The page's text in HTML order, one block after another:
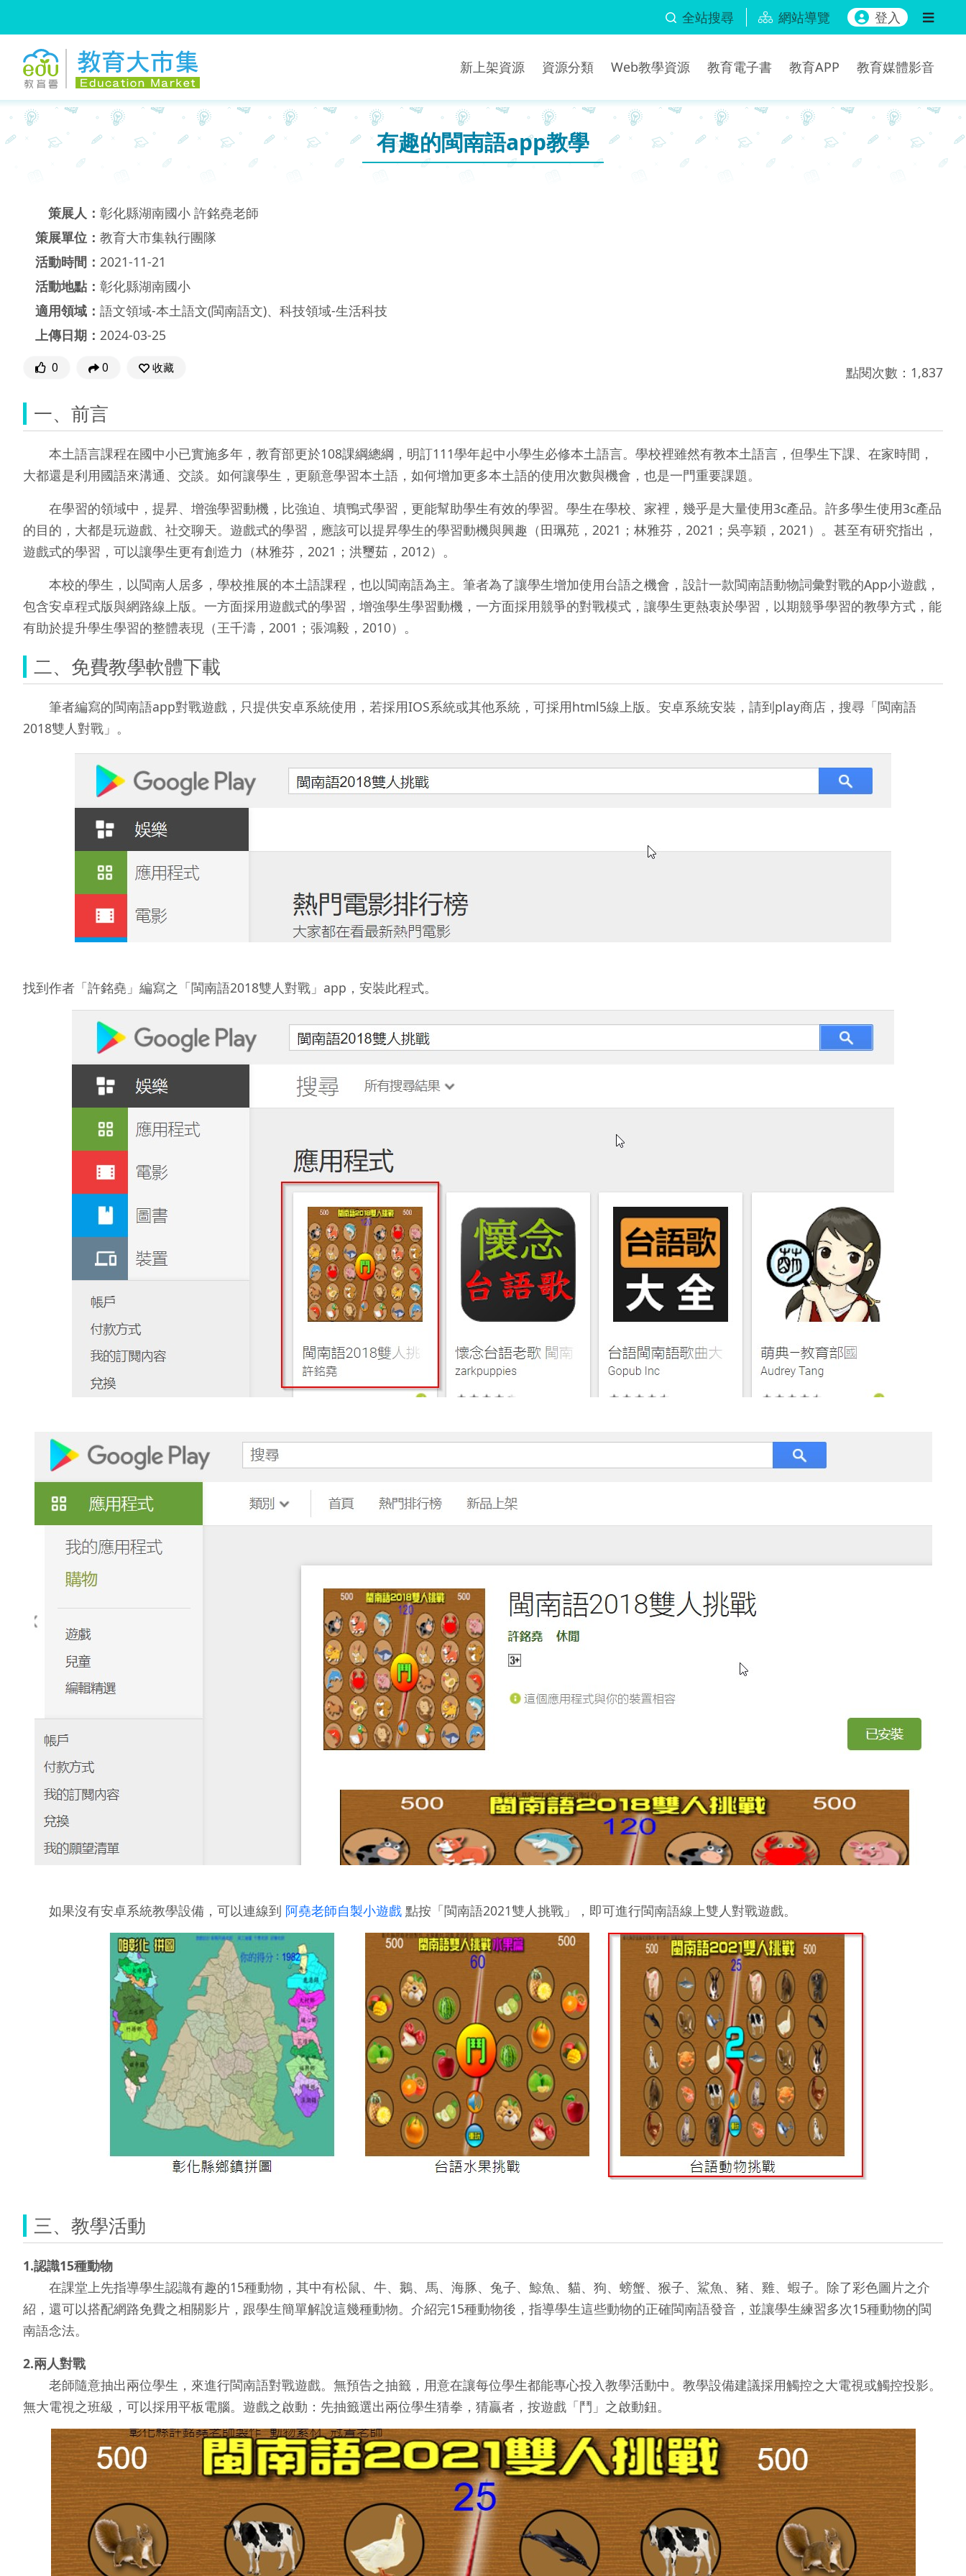
全站搜尋 網站導覽 登入
新上架資源 資源分類 Web教學資源 教育電子書 教育APP 教育媒體影音
有趣的閩南語app教學
策展人： 彰化縣湖南國小 許銘堯老師
策展單位： 教育大市集執行團隊
活動時間： 2021-11-21
活動地點： 彰化縣湖南國小
適用領域： 語文領域-本土語文(閩南語文)、科技領域-生活科技
上傳日期： 2024-03-25
0 0 收藏 點閱次數：1,837
一、前言
本土語言課程在國中小已實施多年，教育部更於108課綱總綱，明訂111學年起中小學生必修本土語言。學校裡雖然有教本土語言，但學生下課、在家時間，
大都還是利用國語來溝通、交談。如何讓學生，更願意學習本土語，如何增加更多本土語的使用次數與機會，也是一門重要課題。
在學習的領域中，提昇、增強學習動機，比強迫、填鴨式學習，更能幫助學生有效的學習。學生在學校、家裡，幾乎是大量使用3c產品。許多學生使用3c產品
的目的，大都是玩遊戲、社交聊天。遊戲式的學習，應該可以提昇學生的學習動機與興趣（田珮苑，2021；林雅芬，2021；吳亭穎，2021）。甚至有研究指出，
遊戲式的學習，可以讓學生更有創造力（林雅芬，2021；洪璽茹，2012）。
本校的學生，以閩南人居多，學校推展的本土語課程，也以閩南語為主。筆者為了讓學生增加使用台語之機會，設計一款閩南語動物詞彙對戰的App小遊戲，
包含安卓程式版與網路線上版。一方面採用遊戲式的學習，增強學生學習動機，一方面採用競爭的對戰模式，讓學生更熱衷於學習，以期競爭學習的教學方式，能
有助於提升學生學習的整體表現（王千濤，2001；張鴻毅，2010）。
二、免費教學軟體下載
筆者編寫的閩南語app對戰遊戲，只提供安卓系統使用，若採用IOS系統或其他系統，可採用html5線上版。安卓系統安裝，請到play商店，搜尋「閩南語
2018雙人對戰」。
找到作者「許銘堯」編寫之「閩南語2018雙人對戰」app，安裝此程式。
如果沒有安卓系統教學設備，可以連線到 阿堯老師自製小遊戲 點按「閩南語2021雙人挑戰」，即可進行閩南語線上雙人對戰遊戲。
三、教學活動
1.認識15種動物
在課堂上先指導學生認識有趣的15種動物，其中有松鼠、牛、鵝、馬、海豚、兔子、鯨魚、貓、狗、螃蟹、猴子、鯊魚、豬、雞、蝦子。除了彩色圖片之介
紹，還可以搭配網路免費之相關影片，跟學生簡單解說這幾種動物。介紹完15種動物後，指導學生這些動物的正確閩南語發音，並讓學生練習多次15種動物的閩
南語念法。
2.兩人對戰
老師隨意抽出兩位學生，來進行閩南語對戰遊戲。無預告之抽籤，用意在讓每位學生都能專心投入教學活動中。教學設備建議採用觸控之大電視或觸控投影。
無大電視之班級，可以採用平板電腦。遊戲之啟動：先抽籤選出兩位學生猜拳，猜贏者，按遊戲「鬥」之啟動鈕。